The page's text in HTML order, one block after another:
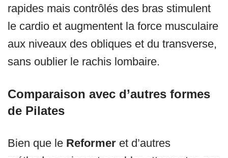
rapides mais contrôlés des bras stimulent
le cardio et augmentent la force musculaire
aux niveaux des obliques et du transverse,
sans oublier le rachis lombaire.
Comparaison avec d’autres formes
de Pilates
Bien que le Reformer et d’autres